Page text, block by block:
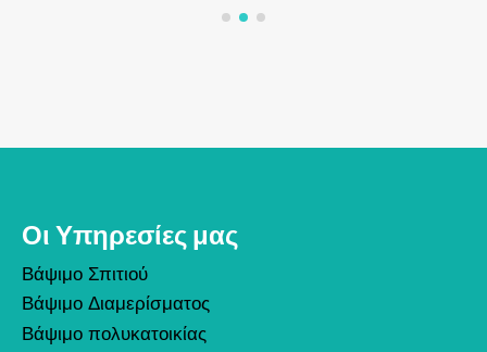
Οι Υπηρεσίες μας
Βάψιμο Σπιτιού
Βάψιμο Διαμερίσματος
Βάψιμο πολυκατοικίας